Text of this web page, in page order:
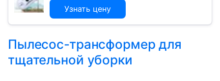
Узнать цену
Пылесос-трансформер для
тщательной уборки